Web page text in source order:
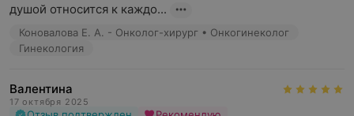
душой относится к каждо...
Коновалова Е. А. - Онколог-хирург • Онкогинеколог
Гинекология
Валентина
17 октября 2025